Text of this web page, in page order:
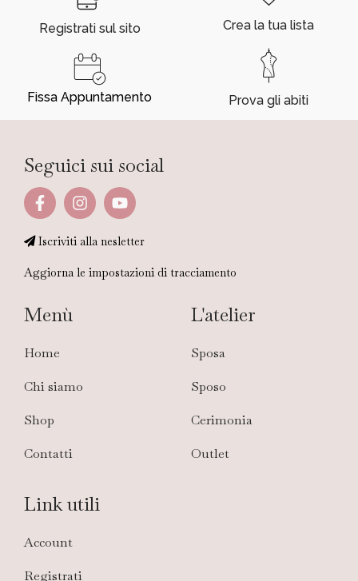
Registrati sul sito
Fissa Appuntamento
Crea la tua lista
Prova gli abiti
Seguici sui social
Iscriviti alla nesletter
Aggiorna le impostazioni di tracciamento
Menù
Home
Chi siamo
Shop
Contatti
L'atelier
Sposa
Sposo
Cerimonia
Outlet
Link utili
Account
Registrati